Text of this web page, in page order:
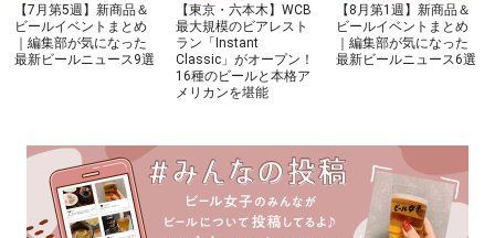
【7月第5週】新商品＆
ビールイベントまとめ
｜編集部が気になった
最新ビールニュース9選
【東京・六本木】WCB
最大規模のビアレスト
ラン「Instant
Classic」がオープン！
16種のビールと本格ア
メリカンを堪能
【8月第1週】新商品＆
ビールイベントまとめ
｜編集部が気になった
最新ビールニュース6選